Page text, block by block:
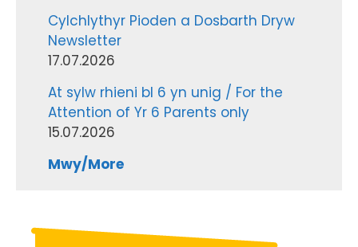
Cylchlythyr Pioden a Dosbarth Dryw
Newsletter
17.07.2026
At sylw rhieni bl 6 yn unig / For the
Attention of Yr 6 Parents only
15.07.2026
Mwy/More